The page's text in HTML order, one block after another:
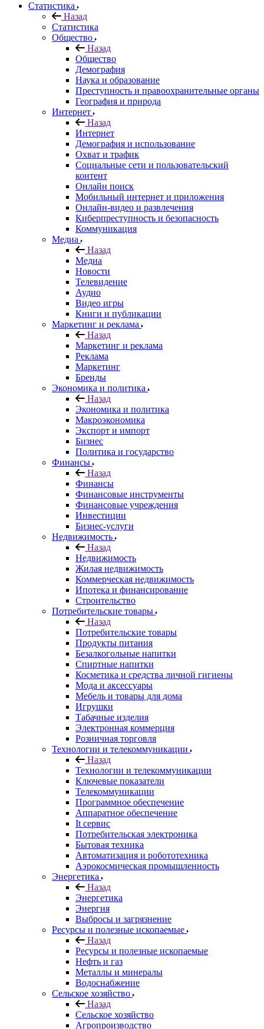
Статистика
Назад
Статистика
Общество
Назад
Общество
Демография
Наука и образование
Преступность и правоохранительные органы
География и природа
Интернет
Назад
Интернет
Демография и использование
Охват и трафик
Социальные сети и пользовательский
контент
Онлайн поиск
Мобильный интернет и приложения
Онлайн-видео и развлечения
Киберпреступность и безопасность
Коммуникация
Медиа
Назад
Медиа
Новости
Телевидение
Аудио
Видео игры
Книги и публикации
Маркетинг и реклама
Назад
Маркетинг и реклама
Реклама
Маркетинг
Бренды
Экономика и политика
Назад
Экономика и политика
Макроэкономика
Экспорт и импорт
Бизнес
Политика и государство
Финансы
Назад
Финансы
Финансовые инструменты
Финансовые учреждения
Инвестиции
Бизнес-услуги
Недвижимость
Назад
Недвижимость
Жилая недвижимость
Коммерческая недвижимость
Ипотека и финансирование
Строительство
Потребительские товары
Назад
Потребительские товары
Продукты питания
Безалкогольные напитки
Спиртные напитки
Косметика и средства личной гигиены
Мода и аксессуары
Мебель и товары для дома
Игрушки
Табачные изделия
Электронная коммерция
Розничная торговля
Технологии и телекоммуникации
Назад
Технологии и телекоммуникации
Ключевые показатели
Телекоммуникации
Программное обеспечение
Аппаратное обеспечение
It сервис
Потребительская электроника
Бытовая техника
Автоматизация и робототехника
Аэрокосмическая промышленность
Энергетика
Назад
Энергетика
Энергия
Выбросы и загрязнение
Ресурсы и полезные ископаемые
Назад
Ресурсы и полезные ископаемые
Нефть и газ
Металлы и минералы
Водоснабжение
Сельское хозяйство
Назад
Сельское хозяйство
Агропроизводство